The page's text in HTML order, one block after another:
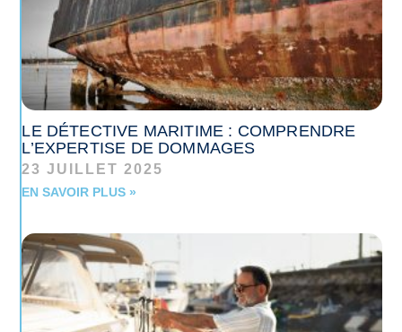
LE DÉTECTIVE MARITIME : COMPRENDRE
L’EXPERTISE DE DOMMAGES
23 JUILLET 2025
EN SAVOIR PLUS »